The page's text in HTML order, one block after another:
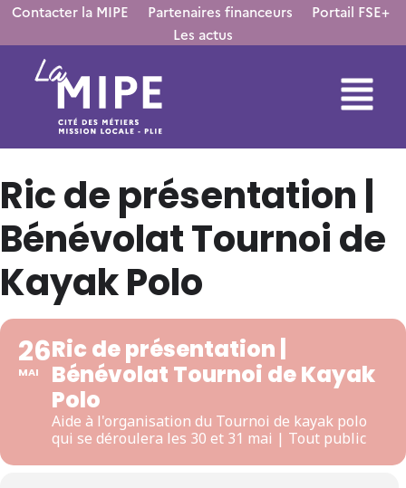
Contacter la MIPE Partenaires financeurs
Portail FSE+
Les actus
Ric de présentation |
Bénévolat Tournoi de
Kayak Polo
26
MAI
Ric de présentation |
Bénévolat Tournoi de Kayak
Polo
Aide à l'organisation du Tournoi de kayak polo
qui se déroulera les 30 et 31 mai | Tout public